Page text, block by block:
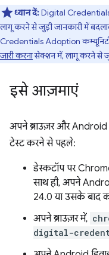
ध्यान दें:Digital
लागू करने से जुड़ी जानकारी में
Credentials Adoption
जारी करनासेक्शन में, लागू करने से
इसे आज़माएं
अपने ब्राउज़र और
टेस्ट करने से पहले:
डेस्कटॉप पर
साथ ही, अपने
24.0 या उसके बाद
अपने ब्राउज़र में,
digital-